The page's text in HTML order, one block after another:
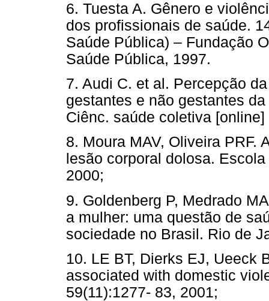
6. Tuesta A. Gênero e
dos profissionais de saúde.
Saúde Pública) – Fundação
Saúde Pública, 1997.
7. Audi C. et al. Percepção
gestantes e não gestantes
Ciênc. saúde coletiva
8. Moura MAV, Oliveira PRF.
lesão corporal dolosa.
2000;
9. Goldenberg P, Medrado
a mulher: uma questão de
sociedade no Brasil. Rio de
10. LE BT, Dierks EJ, Ueeck
associated with domestic
59(11):1277- 83, 2001;